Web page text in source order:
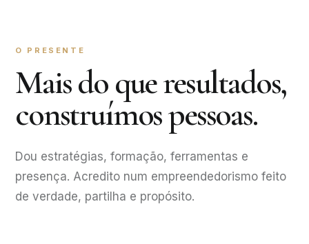
O PRESENTE
Mais do que resultados,
construímos pessoas.
Dou estratégias, formação, ferramentas e
presença. Acredito num empreendedorismo feito
de verdade, partilha e propósito.